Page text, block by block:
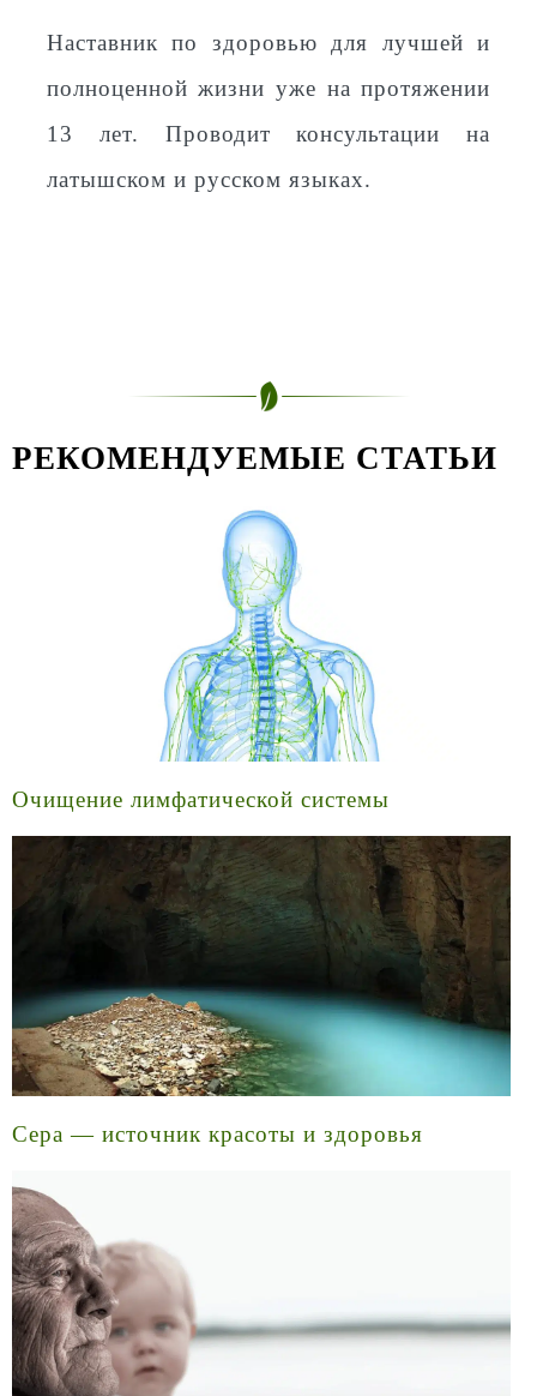
Наставник по здоровью для лучшей и
полноценной жизни уже на протяжении
13 лет. Проводит консультации на
латышском и русском языках.
РЕКОМЕНДУЕМЫЕ СТАТЬИ
Очищение лимфатической системы
Сера — источник красоты и здоровья